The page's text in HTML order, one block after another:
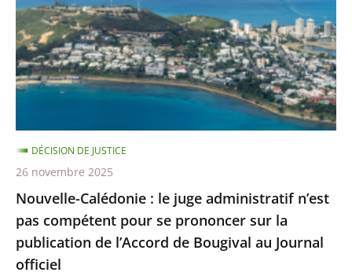
pérille...
juge
administratif
n’est
pas
pour
se
prononcer
sur
la
publication
de
Nouvelle-Calédonie : le juge administratif n’est
pas compétent pour se prononcer sur la
publication de l’Accord de Bougival au Journal
officiel
DÉCISION DE JUSTICE
26 novembre 2025